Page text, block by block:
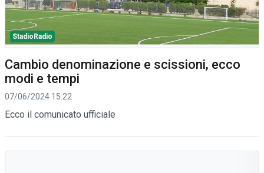
StadioRadio
Cambio denominazione e scissioni, ecco
modi e tempi
07/06/2024 15:22
Ecco il comunicato ufficiale